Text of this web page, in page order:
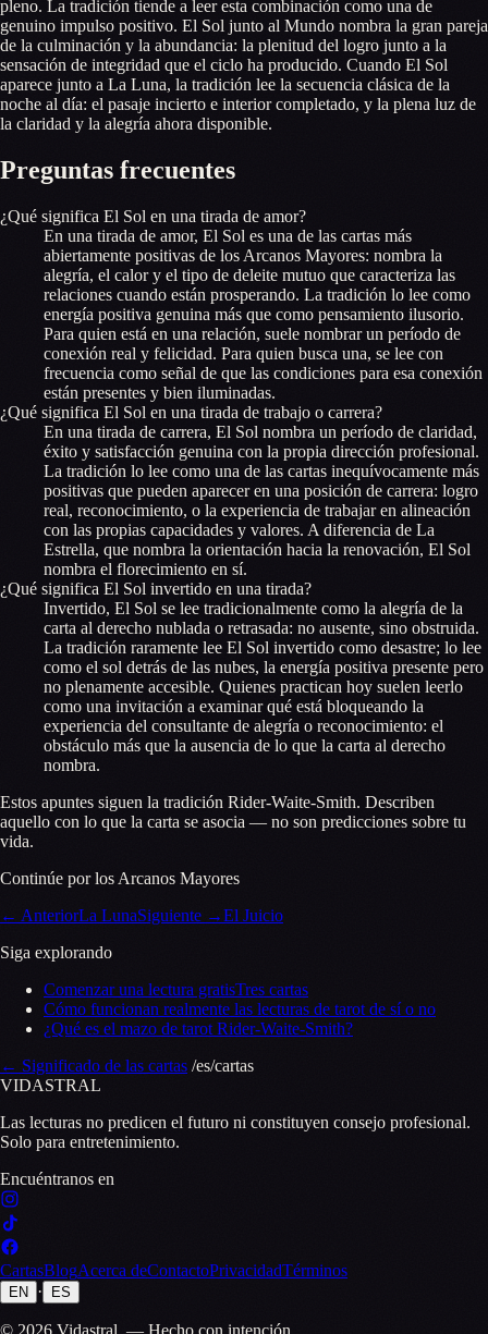
pleno. La tradición tiende a leer esta combinación como una de
genuino impulso positivo. El Sol junto al Mundo nombra la gran pareja
de la culminación y la abundancia: la plenitud del logro junto a la
sensación de integridad que el ciclo ha producido. Cuando El Sol
aparece junto a La Luna, la tradición lee la secuencia clásica de la
noche al día: el pasaje incierto e interior completado, y la plena luz de
la claridad y la alegría ahora disponible.
Preguntas frecuentes
¿Qué significa El Sol en una tirada de amor?
En una tirada de amor, El Sol es una de las cartas más
abiertamente positivas de los Arcanos Mayores: nombra la
alegría, el calor y el tipo de deleite mutuo que caracteriza las
relaciones cuando están prosperando. La tradición lo lee como
energía positiva genuina más que como pensamiento ilusorio.
Para quien está en una relación, suele nombrar un período de
conexión real y felicidad. Para quien busca una, se lee con
frecuencia como señal de que las condiciones para esa conexión
están presentes y bien iluminadas.
¿Qué significa El Sol en una tirada de trabajo o carrera?
En una tirada de carrera, El Sol nombra un período de claridad,
éxito y satisfacción genuina con la propia dirección profesional.
La tradición lo lee como una de las cartas inequívocamente más
positivas que pueden aparecer en una posición de carrera: logro
real, reconocimiento, o la experiencia de trabajar en alineación
con las propias capacidades y valores. A diferencia de La
Estrella, que nombra la orientación hacia la renovación, El Sol
nombra el florecimiento en sí.
¿Qué significa El Sol invertido en una tirada?
Invertido, El Sol se lee tradicionalmente como la alegría de la
carta al derecho nublada o retrasada: no ausente, sino obstruida.
La tradición raramente lee El Sol invertido como desastre; lo lee
como el sol detrás de las nubes, la energía positiva presente pero
no plenamente accesible. Quienes practican hoy suelen leerlo
como una invitación a examinar qué está bloqueando la
experiencia del consultante de alegría o reconocimiento: el
obstáculo más que la ausencia de lo que la carta al derecho
nombra.
Estos apuntes siguen la tradición Rider-Waite-Smith. Describen
aquello con lo que la carta se asocia — no son predicciones sobre tu
vida.
Continúe por los Arcanos Mayores
← AnteriorLa LunaSiguiente →El Juicio
Siga explorando
Comenzar una lectura gratisTres cartas
Cómo funcionan realmente las lecturas de tarot de sí o no
¿Qué es el mazo de tarot Rider-Waite-Smith?
← Significado de las cartas /es/cartas
VIDASTRAL
Las lecturas no predicen el futuro ni constituyen consejo profesional.
Solo para entretenimiento.
Encuéntranos en
CartasBlogAcerca deContactoPrivacidadTérminos
EN · ES
© 2026 Vidastral. —Hecho con intención